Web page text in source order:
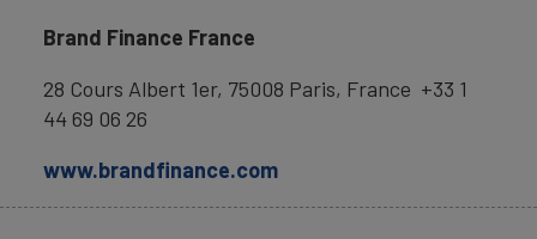
Brand Finance France
28 Cours Albert 1er, 75008 Paris, France +33 1
44 69 06 26
www.brandfinance.com